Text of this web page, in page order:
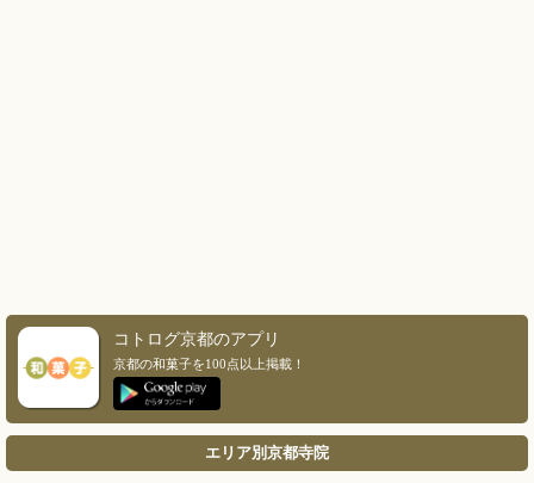
コトログ京都のアプリ
京都の和菓子を100点以上掲載！
エリア別京都寺院